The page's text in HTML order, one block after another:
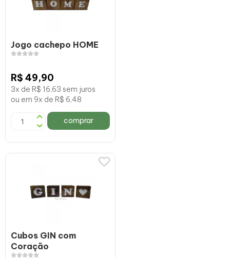
Jogo cachepo HOME
R$ 49,90
3x de R$ 16,63 sem juros
ou em 9x de R$ 6,48
comprar
Cubos GIN com
Coração